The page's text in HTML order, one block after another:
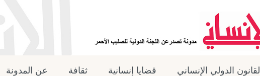
القانون الدولي الإنساني قضايا إنسانية ثقافة عن المدونة